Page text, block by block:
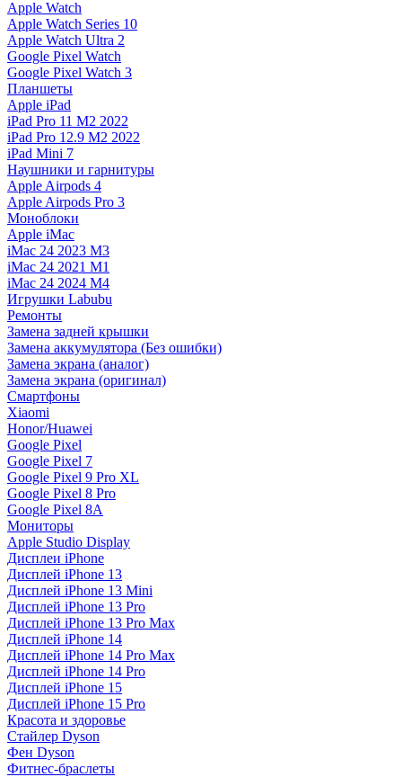
Apple Watch
Apple Watch Series 10
Apple Watch Ultra 2
Google Pixel Watch
Google Pixel Watch 3
Планшеты
Apple iPad
iPad Pro 11 M2 2022
iPad Pro 12.9 M2 2022
iPad Mini 7
Наушники и гарнитуры
Apple Airpods 4
Apple Airpods Pro 3
Моноблоки
Apple iMac
iMac 24 2023 M3
iMac 24 2021 M1
iMac 24 2024 M4
Игрушки Labubu
Ремонты
Замена задней крышки
Замена аккумулятора (Без ошибки)
Замена экрана (аналог)
Замена экрана (оригинал)
Смартфоны
Xiaomi
Honor/Huawei
Google Pixel
Google Pixel 7
Google Pixel 9 Pro XL
Google Pixel 8 Pro
Google Pixel 8A
Мониторы
Apple Studio Display
Дисплеи iPhone
Дисплей iPhone 13
Дисплей iPhone 13 Mini
Дисплей iPhone 13 Pro
Дисплей iPhone 13 Pro Max
Дисплей iPhone 14
Дисплей iPhone 14 Pro Max
Дисплей iPhone 14 Pro
Дисплей iPhone 15
Дисплей iPhone 15 Pro
Красота и здоровье
Стайлер Dyson
Фен Dyson
Фитнес-браслеты